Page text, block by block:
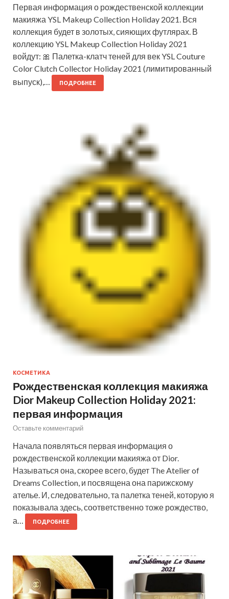
Первая информация о рождественской коллекции
макияжа YSL Makeup Collection Holiday 2021. Вся
коллекция будет в золотых, сияющих футлярах. В
коллекцию YSL Makeup Collection Holiday 2021
войдут: 🎀 Палетка-клатч теней для век YSL Couture
Color Clutch Collector Holiday 2021 (лимитированный
выпуск),…
ПОДРОБНЕЕ
КОСМЕТИКА
Рождественская коллекция макияжа
Dior Makeup Collection Holiday 2021:
первая информация
Оставьте комментарий
Начала появляться первая информация о
рождественской коллекции макияжа от Dior.
Называться она, скорее всего, будет The Atelier of
Dreams Collection, и посвящена она парижскому
ателье. И, следовательно, та палетка теней, которую я
показывала здесь, соответственно тоже рождество,
а…
ПОДРОБНЕЕ